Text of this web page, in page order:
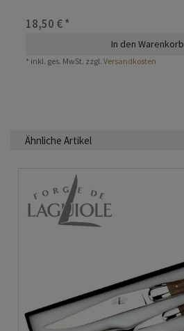
18,50 € *
In den Warenkorb
* inkl. ges. MwSt. zzgl.Versandkosten
Ähnliche Artikel